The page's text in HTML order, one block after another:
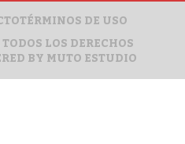
LOS DERECHOS
BYMUTO ESTUDIO
TÉRMINOS DE USO